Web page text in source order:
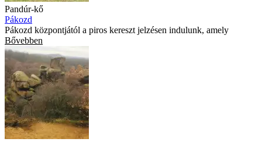
Pandúr-kő
Pákozd
Pákozd központjától a piros kereszt jelzésen indulunk, amely
Bővebben